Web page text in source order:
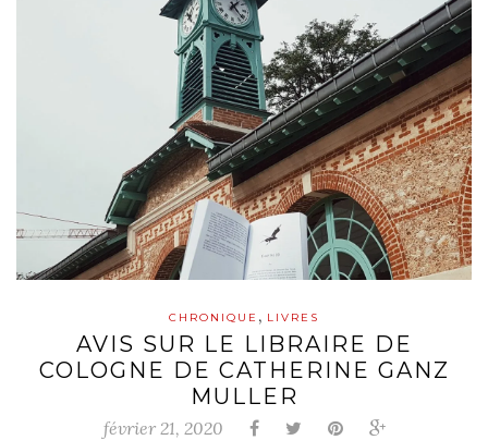
CHRONIQUE , LIVRES
AVIS SUR LE LIBRAIRE DE
COLOGNE DE CATHERINE GANZ
MULLER
février 21, 2020